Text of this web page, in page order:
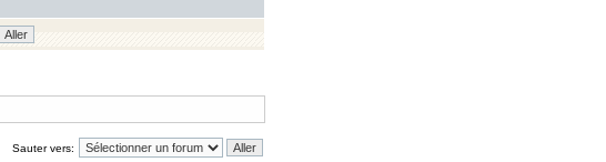
Sauter vers: